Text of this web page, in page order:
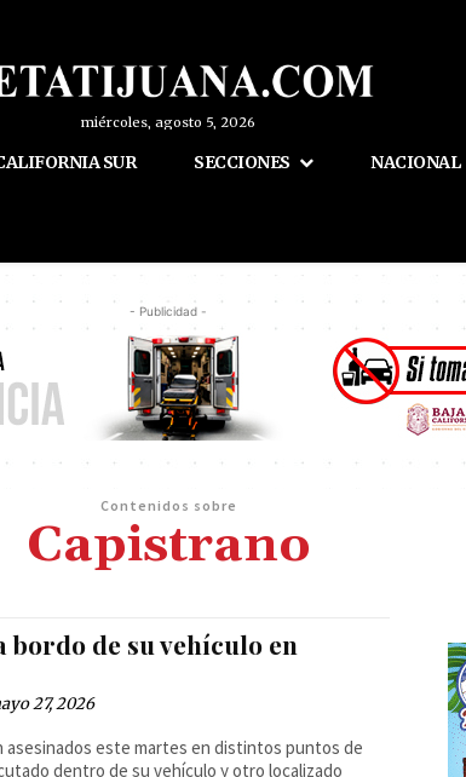
miércoles, agosto 5, 2026
SUR SECCIONES NACIONAL
- Publicidad -
Contenidos sobre
Capistrano
bordo de su vehículo en
27, 2026
asesinados este martes en distintos puntos de
dentro de su vehículo y otro localizado